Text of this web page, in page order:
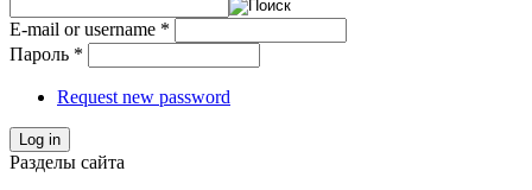
E-mail or username *
Пароль *
Request new password
Log in
Разделы сайта